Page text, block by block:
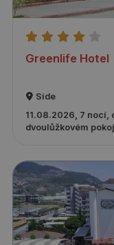
Greenlife Hotel
Side
11.08.2026, 7 nocí,
dvoulůžkovém